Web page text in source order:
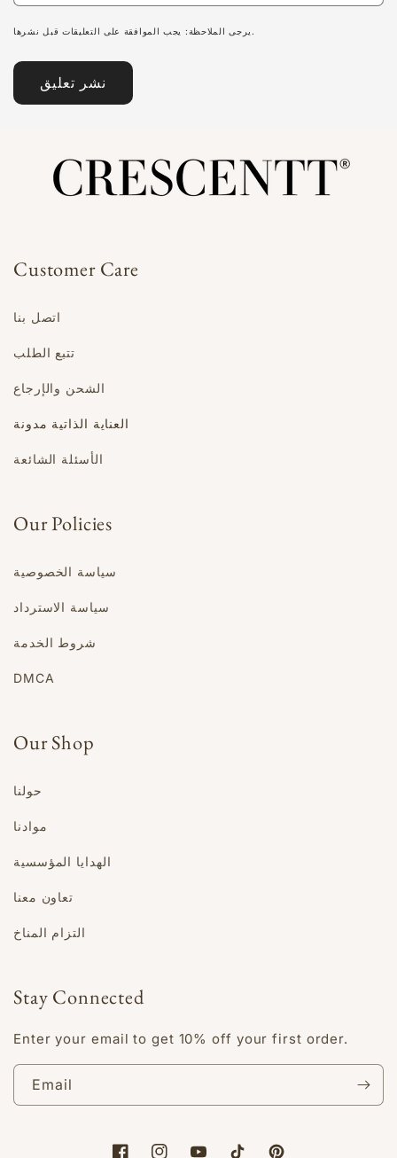
يرجى الملاحظة: يجب الموافقة على التعليقات قبل نشرها.
Customer Care
اتصل بنا
تتبع الطلب
الشحن والإرجاع
العناية الذاتية مدونة
الأسئلة الشائعة
Our Policies
سياسة الخصوصية
سياسة الاسترداد
شروط الخدمة
DMCA
Our Shop
حولنا
موادنا
الهدايا المؤسسية
تعاون معنا
التزام المناخ
Stay Connected
Enter your email to get 10% off your first order.
Email